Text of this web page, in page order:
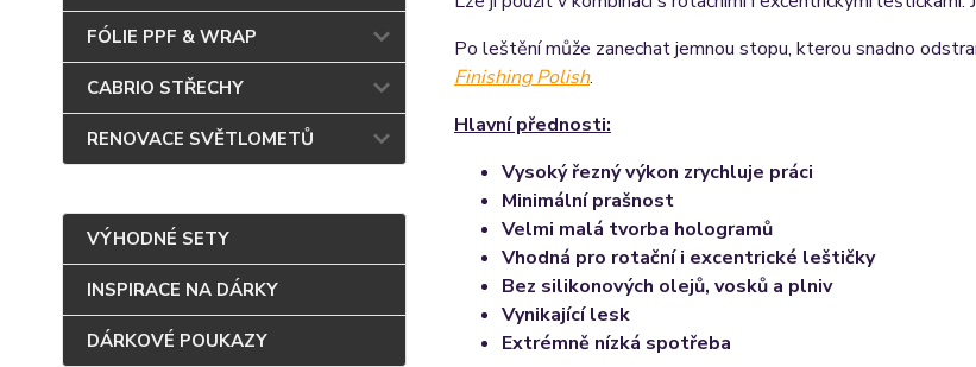
FÓLIE PPF & WRAP
CABRIO STŘECHY
RENOVACE SVĚTLOMETŮ
VÝHODNÉ SETY
INSPIRACE NA DÁRKY
DÁRKOVÉ POUKAZY
Po leštění může zanechat jemnou stopu, kterou snadno
Finishing Polish.
Hlavní přednosti:
Vysoký řezný výkon zrychluje práci
Minimální prašnost
Velmi malá tvorba hologramů
Vhodná pro rotační i excentrické leštičky
Bez silikonových olejů, vosků a plniv
Vynikající lesk
Extrémně nízká spotřeba